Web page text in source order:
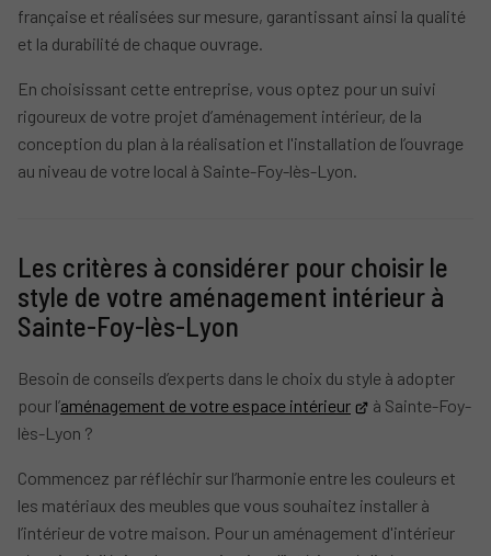
française et réalisées sur mesure, garantissant ainsi la qualité
et la durabilité de chaque ouvrage.
En choisissant cette entreprise, vous optez pour un suivi
rigoureux de votre projet d’aménagement intérieur, de la
conception du plan à la réalisation et l'installation de l’ouvrage
au niveau de votre local à Sainte-Foy-lès-Lyon.
Les critères à considérer pour choisir le
style de votre aménagement intérieur à
Sainte-Foy-lès-Lyon
Besoin de conseils d’experts dans le choix du style à adopter
pour l’aménagement de votre espace intérieur
à Sainte-Foy-
lès-Lyon ?
Commencez par réfléchir sur l’harmonie entre les couleurs et
les matériaux des meubles que vous souhaitez installer à
l’intérieur de votre maison. Pour un aménagement d'intérieur